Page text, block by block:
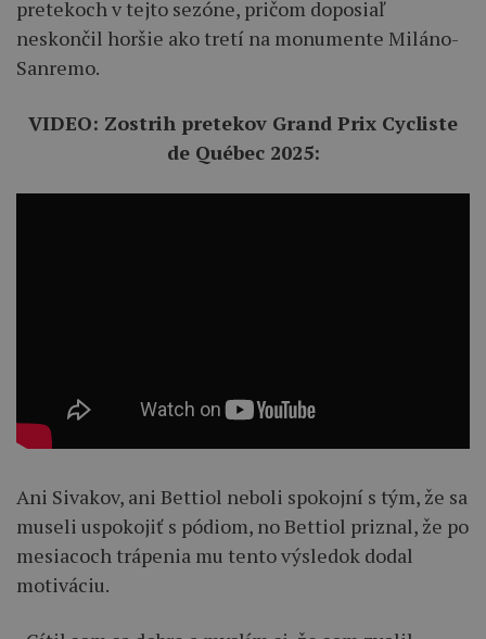
pretekoch v tejto sezóne, pričom doposiaľ
neskončil horšie ako tretí na monumente Miláno-
Sanremo.
VIDEO: Zostrih pretekov Grand Prix Cycliste
de Québec 2025:
Ani Sivakov, ani Bettiol neboli spokojní s tým, že sa
museli uspokojiť s pódiom, no Bettiol priznal, že po
mesiacoch trápenia mu tento výsledok dodal
motiváciu.